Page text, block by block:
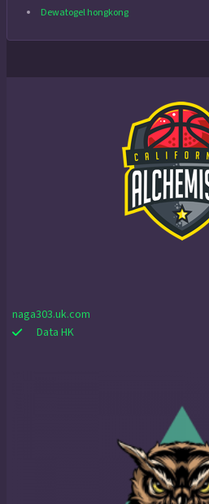
Dewatogel hongkong
naga303.uk.com
Data HK